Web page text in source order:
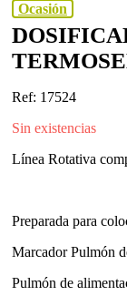
Ocasión
Ref: 17524
Sin existencias
Línea Rotativa
Preparada para
Marcador Pulmón
Pulmón de